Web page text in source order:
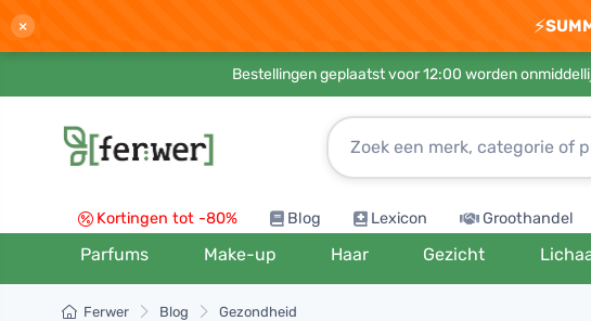
× ⚡
Bestellingen geplaatst voor 12:00 worden
Kortingen tot -80% Blog Lexicon Groothandel
Parfums Make-up Haar Gezicht
Ferwer Blog Gezondheid